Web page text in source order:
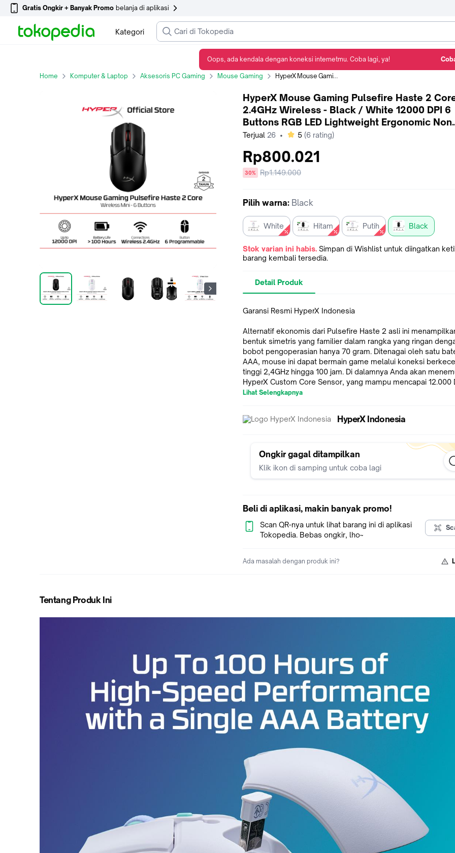
Gratis Ongkir + Banyak Promo belanja di aplikasi
Kategori
Home Komputer & Laptop Aksesoris PC Gaming Mouse Gaming HyperX Mouse Gaming Pulsefire Haste 2 Core 2.4GHz Wireless - Black / White 12000 DPI 6 Buttons RGB LED Lightweight Ergonomic Non Silent Ringan Original - Black
HyperX Mouse Gaming Pulsefire Haste 2
2.4GHz Wireless - Black / White 12000 DPI 6
Buttons RGB LED Lightweight Ergonomic Non
Silent Ringan Original - Black
Terjual 26 • bintang
5 (6 rating)
Rp800.021
diskon
30%
Harga
Rp1.149.000
Pilih warna: Black
White Hitam Putih Black
Stok varian ini habis. Simpan di Wishlist untuk diingatkan
barang kembali tersedia.
Detail Produk
Garansi Resmi HyperX Indonesia
Alternatif ekonomis dari Pulsefire Haste 2 asli ini
bentuk simetris yang familier dalam rangka yang ringan
bobot pengoperasian hanya 70 gram. Ditenagai oleh satu
AAA, mouse ini dapat bermain game melalui koneksi
tinggi 2,4GHz hingga 100 jam. Di dalamnya Anda akan
HyperX Custom Core Sensor, yang mampu mencapai 12.000
dengan polling rate maksimum 1.000Hz untuk melakukan
Spesifikasi:
- White
Sensor: HyperX Core Sensor
Speed: 300 IPS
Acceleration: 35G
Buttons: 6
Left/ Right Buttons Durability: 20 million clicks
Onboard Memory: 1 profile
Battery Type: User Replaceable, 1x AAA Alkaline Battery
Warranty: 2 year
What Is In The Box:
- Mouse Gaming
- Quick Start Guide.
Pengiriman dilakukan di hari kerja Senin - Jumat. Pesanan di hari
Sabtu, Minggu, atau hari libur akan dikirim di hari kerja
dikirim di hari kerja berikutnya.
- Pesanan dengan pengiriman instant / sameday sebelum jam
WIB akan diproses hari yang sama.
Lihat Selengkapnya
HyperX Indonesia
Ongkir gagal ditampilkan
Klik ikon di samping untuk coba lagi
Beli di aplikasi, makin banyak promo!
Scan QR-nya untuk lihat barang ini di aplikasi
Tokopedia. Bebas ongkir, lho~
Ada masalah dengan produk ini?
Tentang Produk Ini
Oops, ada kendala dengan koneksi internetmu. Coba lagi, ya!